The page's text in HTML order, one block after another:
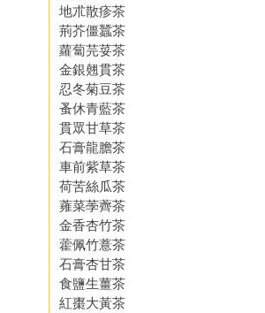
地朮散疹茶
荊芥僵蠶茶
蘿蔔芫荽茶
金銀翹貫茶
忍冬菊豆茶
蚤休青藍茶
貫眾甘草茶
石膏龍膽茶
車前紫草茶
荷苦絲瓜茶
蕹菜荸薺茶
金香杏竹茶
藿佩竹薏茶
石膏杏甘茶
食鹽生薑茶
紅棗大黃茶